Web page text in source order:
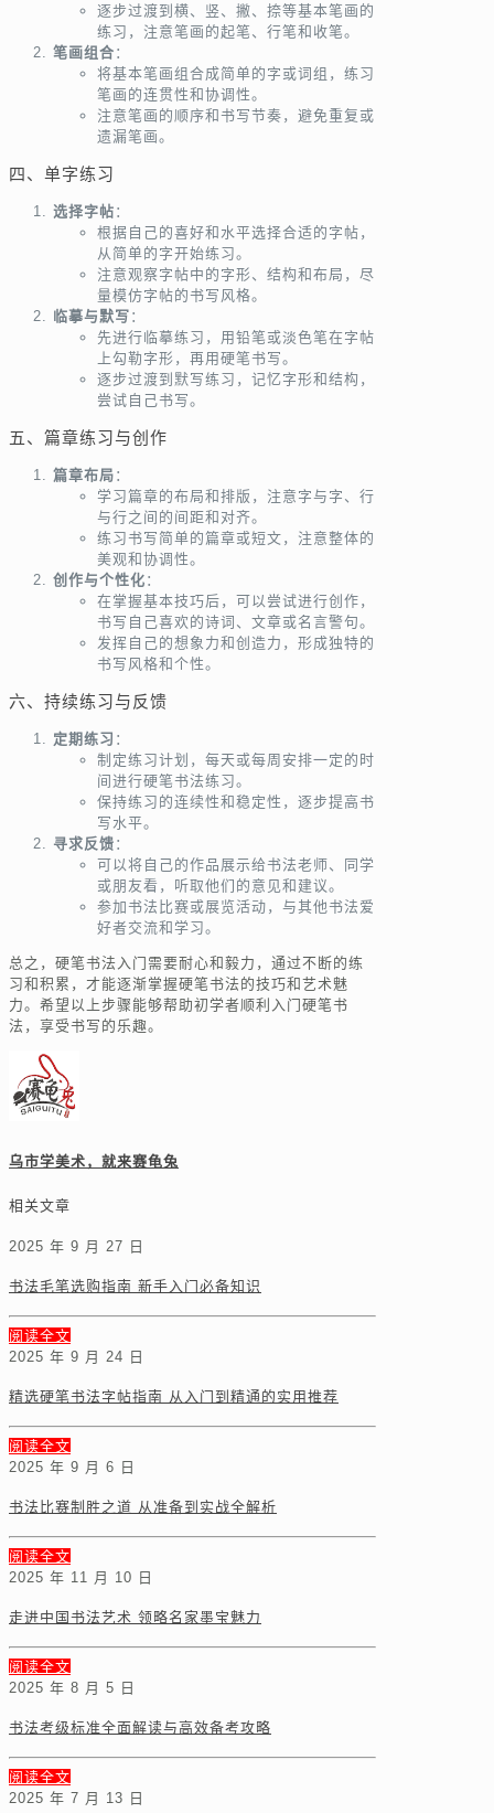
逐步过渡到横、竖、撇、捺等基本笔画的
练习，注意笔画的起笔、行笔和收笔。
笔画组合 ：
将基本笔画组合成简单的字或词组，练习
笔画的连贯性和协调性。
注意笔画的顺序和书写节奏，避免重复或
遗漏笔画。
四、单字练习
选择字帖 ：
根据自己的喜好和水平选择合适的字帖，
从简单的字开始练习。
注意观察字帖中的字形、结构和布局，尽
量模仿字帖的书写风格。
临摹与默写 ：
先进行临摹练习，用铅笔或淡色笔在字帖
上勾勒字形，再用硬笔书写。
逐步过渡到默写练习，记忆字形和结构，
尝试自己书写。
五、篇章练习与创作
篇章布局 ：
学习篇章的布局和排版，注意字与字、行
与行之间的间距和对齐。
练习书写简单的篇章或短文，注意整体的
美观和协调性。
创作与个性化 ：
在掌握基本技巧后，可以尝试进行创作，
书写自己喜欢的诗词、文章或名言警句。
发挥自己的想象力和创造力，形成独特的
书写风格和个性。
六、持续练习与反馈
定期练习 ：
制定练习计划，每天或每周安排一定的时
间进行硬笔书法练习。
保持练习的连续性和稳定性，逐步提高书
写水平。
寻求反馈 ：
可以将自己的作品展示给书法老师、同学
或朋友看，听取他们的意见和建议。
参加书法比赛或展览活动，与其他书法爱
好者交流和学习。
总之，硬笔书法入门需要耐心和毅力，通过不断的练
习和积累，才能逐渐掌握硬笔书法的技巧和艺术魅
力。希望以上步骤能够帮助初学者顺利入门硬笔书
法，享受书写的乐趣。
乌市学美术，就来赛龟兔
相关文章
2025 年 9 月 27 日
书法毛笔选购指南 新手入门必备知识
阅读全文
2025 年 9 月 24 日
精选硬笔书法字帖指南 从入门到精通的实用推荐
阅读全文
2025 年 9 月 6 日
书法比赛制胜之道 从准备到实战全解析
阅读全文
2025 年 11 月 10 日
走进中国书法艺术 领略名家墨宝魅力
阅读全文
2025 年 8 月 5 日
书法考级标准全面解读与高效备考攻略
阅读全文
2025 年 7 月 13 日